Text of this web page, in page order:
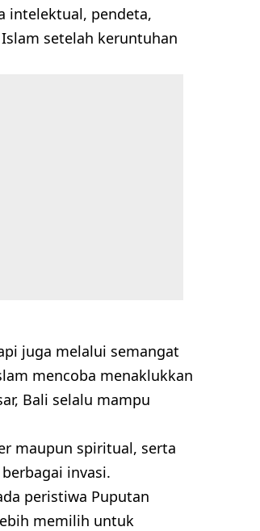
intelektual, pendeta,
setelah keruntuhan
juga melalui semangat
mencoba menaklukkan
Bali selalu mampu
maupun spiritual, serta
invasi.
peristiwa Puputan
memilih untuk